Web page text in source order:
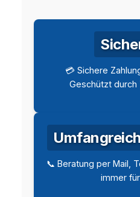
💳 Sichere
Geschützt durch
📞 Beratung per Mail,
immer